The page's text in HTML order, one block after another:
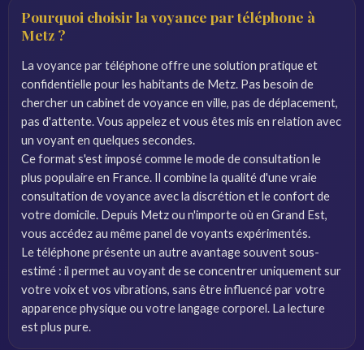
Pourquoi choisir la voyance par téléphone à
Metz ?
La voyance par téléphone offre une solution pratique et
confidentielle pour les habitants de Metz. Pas besoin de
chercher un cabinet de voyance en ville, pas de déplacement,
pas d'attente. Vous appelez et vous êtes mis en relation avec
un voyant en quelques secondes.
Ce format s'est imposé comme le mode de consultation le
plus populaire en France. Il combine la qualité d'une vraie
consultation de voyance avec la discrétion et le confort de
votre domicile. Depuis Metz ou n'importe où en Grand Est,
vous accédez au même panel de voyants expérimentés.
Le téléphone présente un autre avantage souvent sous-
estimé : il permet au voyant de se concentrer uniquement sur
votre voix et vos vibrations, sans être influencé par votre
apparence physique ou votre langage corporel. La lecture
est plus pure.